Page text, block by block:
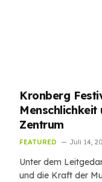
Kronberg
Zentrum
FEATURED Juli 14,
Unter dem
und die Kraft der